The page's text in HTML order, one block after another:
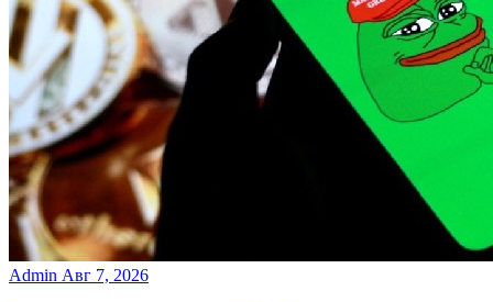
Admin Авг 7, 2026